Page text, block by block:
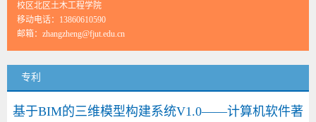
校区北区土木工程学院
移动电话： 13860610590
邮箱： zhangzheng@fjut.edu.cn
专利
基于BIM的三维模型构建系统V1.0——计算机软件著